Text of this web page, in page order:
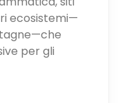
ecosistemi—
per gli